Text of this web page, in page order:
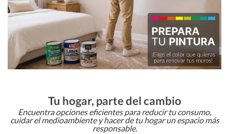
Tu hogar, parte del cambio
Encuentra opciones eficientes para reducir tu consumo,
cuidar el medioambiente y hacer de tu hogar un espacio más
responsable.